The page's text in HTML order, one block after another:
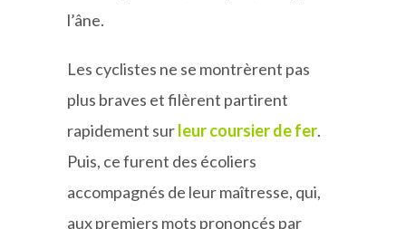
l’âne.
Les cyclistes ne se montrèrent pas
plus braves et filèrent partirent
rapidement surleur coursier de fer.
Puis, ce furent des écoliers
accompagnés de leur maîtresse, qui,
aux premiers mots prononcés par